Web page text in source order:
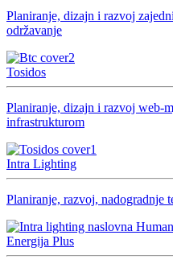
Planiranje, dizajn i razvoj
održavanje
Tosidos
Planiranje, dizajn i razvoj web-
infrastrukturom
Intra Lighting
Planiranje, razvoj, nadogradnje
Energija Plus